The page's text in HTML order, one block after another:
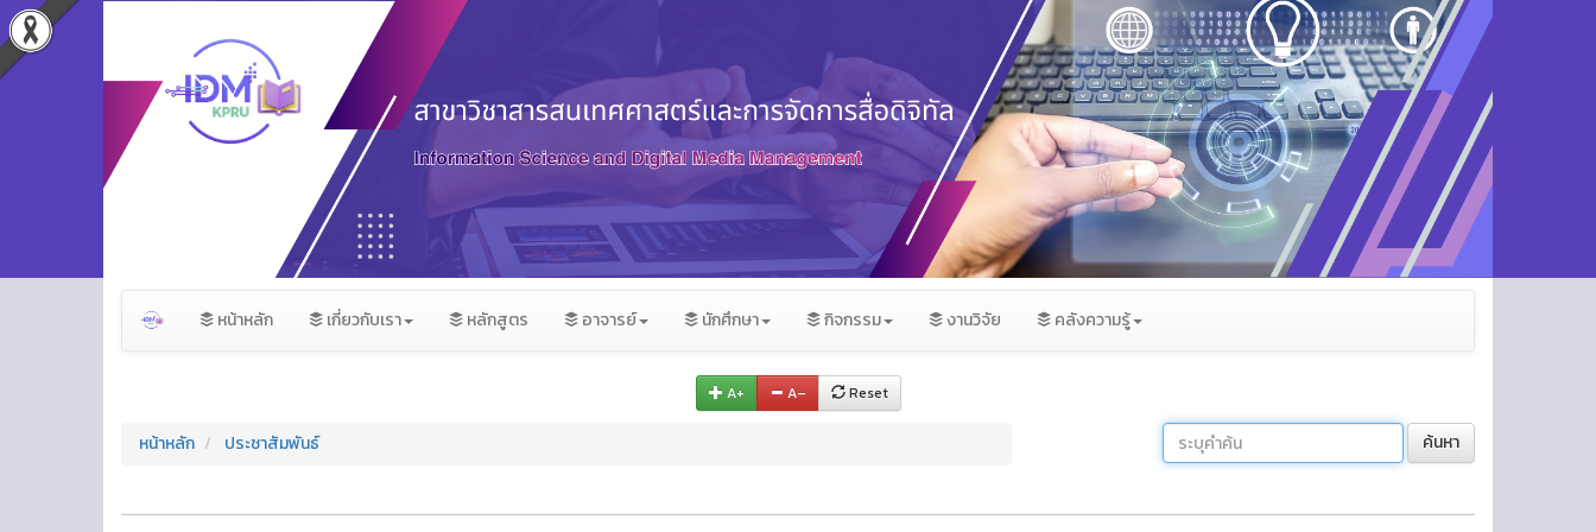
หน้าหลัก เกี่ยวกับเรา หลักสูตร อาจารย์ นักศึกษา กิจกรรม งานวิจัย คลังความรู้
A+ A– Reset
หน้าหลัก ประชาสัมพันธ์ ค้นหา